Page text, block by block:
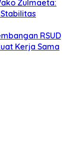
Zulmaeta:
RSUD
Kerja Sama